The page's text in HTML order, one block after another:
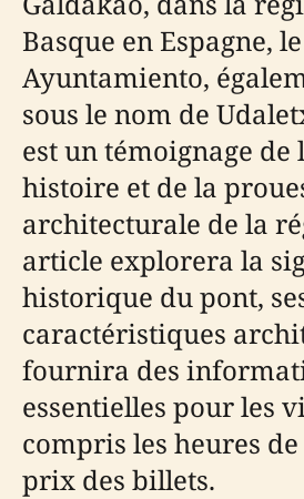
Basque en Espagne,
Ayuntamiento,
sous le nom de
est un témoignage de
histoire et de la
architecturale de la
article explorera la
historique du pont,
caractéristiques
fournira des
essentielles pour les
compris les heures
prix des billets.